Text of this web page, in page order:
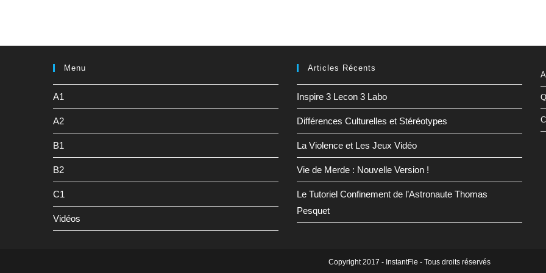
Menu
A1
A2
B1
B2
C1
Vidéos
Articles Récents
Inspire 3 Lecon 3 Labo
Différences Culturelles et Stéréotypes
La Violence et Les Jeux Vidéo
Vie de Merde : Nouvelle Version !
Le Tutoriel Confinement de l’Astronaute Thomas
Pesquet
Copyright 2017 - InstantFle - Tous droits réservés